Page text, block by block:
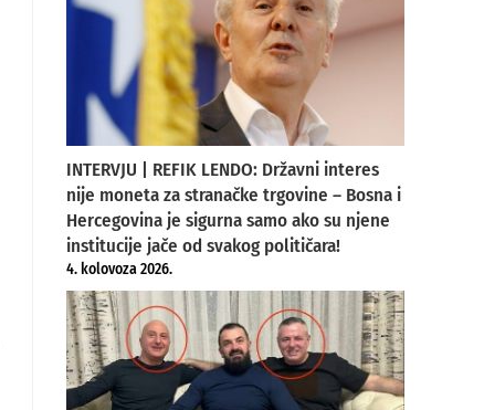
INTERVJU | REFIK LENDO: Državni interes
nije moneta za stranačke trgovine – Bosna i
Hercegovina je sigurna samo ako su njene
institucije jače od svakog političara!
4. kolovoza 2026.